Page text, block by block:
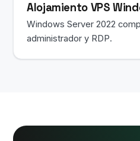
Alojamiento VPS
Windows Server 2022
administrador y RDP.